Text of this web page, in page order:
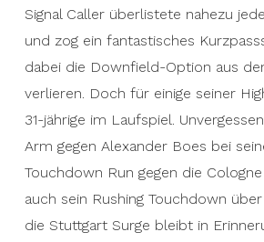
Signal Caller überlistete nahezu
und zog ein fantastisches
dabei die Downfield-Option aus
verlieren. Doch für einige seiner
31-jährige im Laufspiel.
Arm gegen Alexander Boes bei
Touchdown Run gegen die
auch sein Rushing Touchdown
die Stuttgart Surge bleibt in